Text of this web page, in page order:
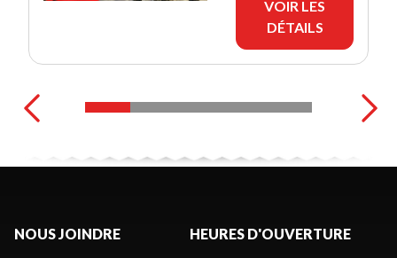
VOIR LES
DÉTAILS
NOUS JOINDRE HEURES D'OUVERTURE